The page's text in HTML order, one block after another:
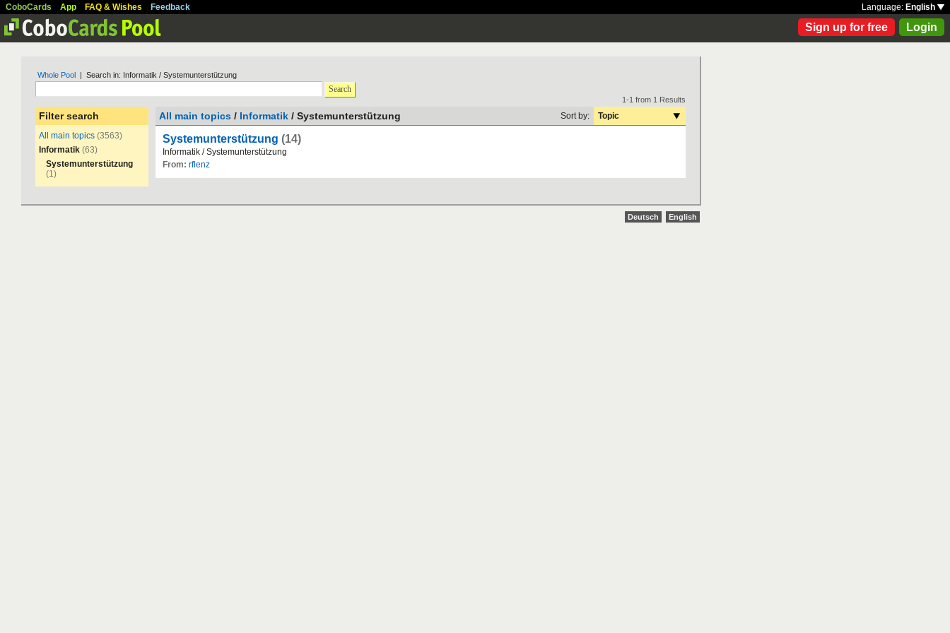
CoboCards App FAQ & Wishes Feedback Language: English
Sign up for free Login
Whole Pool | Search in: Informatik / Systemunterstützung
Search
Filter search
All main topics (3563)
Informatik (63)
Systemunterstützung
(1)
1-1 from 1 Results
All main topics / Informatik / Systemunterstützung Sort by: Topic
Systemunterstützung (14)
Informatik /Systemunterstützung
From: rflenz
Deutsch English